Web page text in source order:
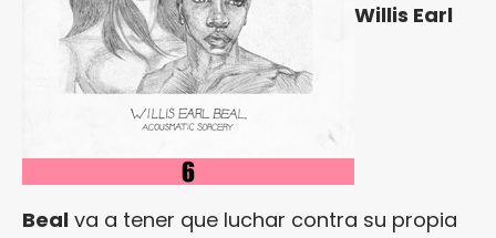
Willis Earl
Beal va a tener que luchar contra su propia